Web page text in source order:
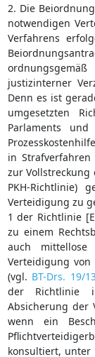
2. Die
notwendigen
Verfahrens
justizinterner
Denn es ist
umgesetzten
Parlaments
in
zur Vollstreckung
PKH-Richtlinie)
Verteidigung zu
1 der Richtlinie
zu einem
auch
Verteidigung
(vgl. BT-Drs. 19/
der Richtlinie
Absicherung der
wenn ein
konsultiert,